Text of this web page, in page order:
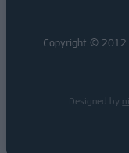
Copyright ©
Designed by